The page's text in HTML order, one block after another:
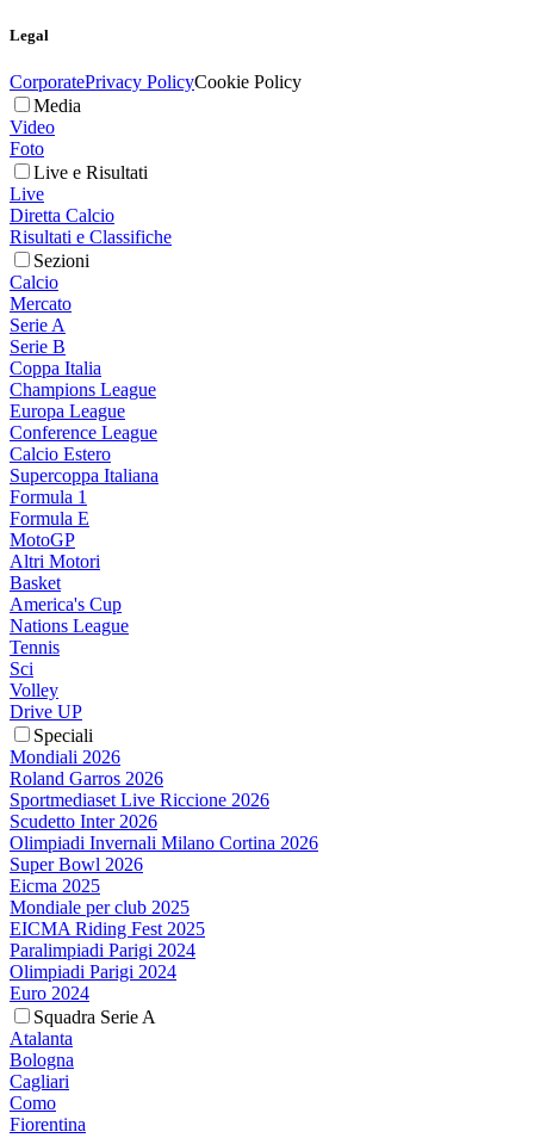
Legal
CorporatePrivacy PolicyCookie Policy
Media
Video
Foto
Live e Risultati
Live
Diretta Calcio
Risultati e Classifiche
Sezioni
Calcio
Mercato
Serie A
Serie B
Coppa Italia
Champions League
Europa League
Conference League
Calcio Estero
Supercoppa Italiana
Formula 1
Formula E
MotoGP
Altri Motori
Basket
America's Cup
Nations League
Tennis
Sci
Volley
Drive UP
Speciali
Mondiali 2026
Roland Garros 2026
Sportmediaset Live Riccione 2026
Scudetto Inter 2026
Olimpiadi Invernali Milano Cortina 2026
Super Bowl 2026
Eicma 2025
Mondiale per club 2025
EICMA Riding Fest 2025
Paralimpiadi Parigi 2024
Olimpiadi Parigi 2024
Euro 2024
Squadra Serie A
Atalanta
Bologna
Cagliari
Como
Fiorentina